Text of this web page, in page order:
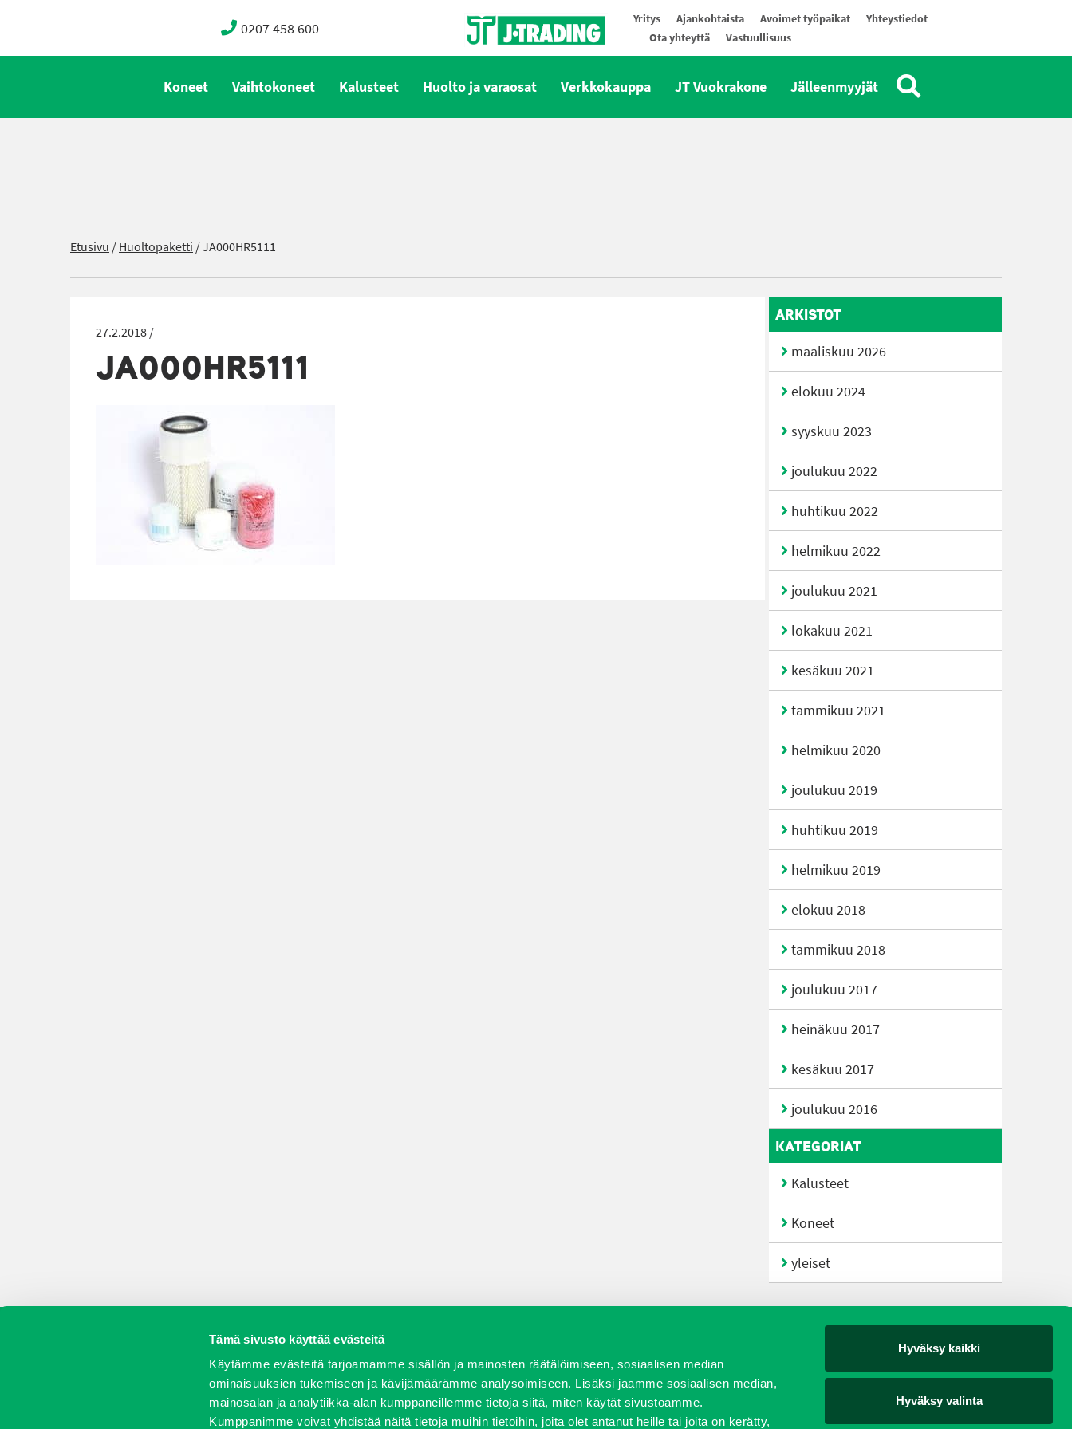
Tämä sivusto käyttää evästeitä
Käytämme evästeitä tarjoamamme sisällön ja mainosten räätälöimiseen, sosiaalisen median
ominaisuuksien tukemiseen ja kävijämäärämme analysoimiseen. Lisäksi jaamme sosiaalisen median,
mainosalan ja analytiikka-alan kumppaneillemme tietoja siitä, miten käytät sivustoamme.
Kumppanimme voivat yhdistää näitä tietoja muihin tietoihin, joita olet antanut heille tai joita on kerätty,
Hyväksy kaikki
Hyväksy valinta
0207 458 600 Yritys Ajankohtaista Avoimet työpaikat
Yhteystiedot
Ota yhteyttä
Vastuullisuus
Koneet Vaihtokoneet Kalusteet Huolto ja varaosat Verkkokauppa JT Vuokrakone Jälleenmyyjät
Etusivu /Huoltopaketti /JA000HR5111
27.2.2018 /
JA000HR5111
ARKISTOT
maaliskuu 2026
elokuu 2024
syyskuu 2023
joulukuu 2022
huhtikuu 2022
helmikuu 2022
joulukuu 2021
lokakuu 2021
kesäkuu 2021
tammikuu 2021
helmikuu 2020
joulukuu 2019
huhtikuu 2019
helmikuu 2019
elokuu 2018
tammikuu 2018
joulukuu 2017
heinäkuu 2017
kesäkuu 2017
joulukuu 2016
KATEGORIAT
Kalusteet
Koneet
yleiset
Vaihtokoneet Kalusteet Huolto ja varaosat Verkkokauppa JT Vuokrakone Jälleenmyyjät